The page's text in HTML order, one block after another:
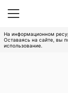
На информационном
Оставаясь на сайте, вы
использование.